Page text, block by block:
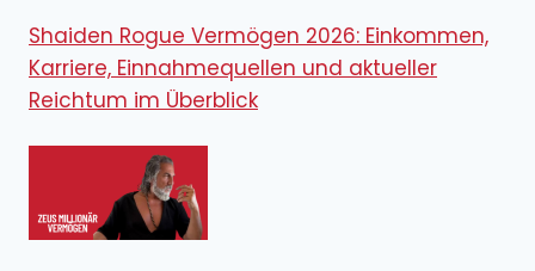
Shaiden Rogue Vermögen 2026: Einkommen,
Karriere, Einnahmequellen und aktueller
Reichtum im Überblick